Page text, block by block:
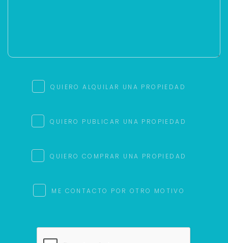
QUIERO ALQUILAR UNA PROPIEDAD
QUIERO PUBLICAR UNA PROPIEDAD
QUIERO COMPRAR UNA PROPIEDAD
ME CONTACTO POR OTRO MOTIVO